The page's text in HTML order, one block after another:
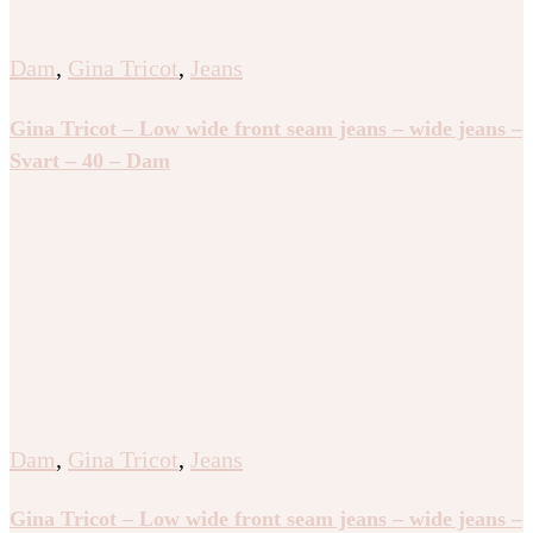
Dam, Gina Tricot, Jeans
Gina Tricot – Low wide front seam jeans – wide jeans –
Svart – 40 – Dam
Dam, Gina Tricot, Jeans
Gina Tricot – Low wide front seam jeans – wide jeans –